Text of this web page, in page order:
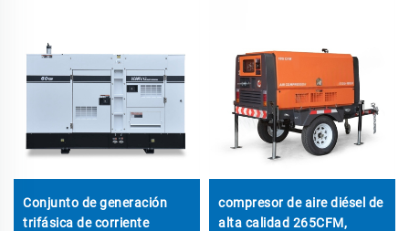
Conjunto de generación
trifásica de corriente
compresor de aire diésel de
alta calidad 265CFM,